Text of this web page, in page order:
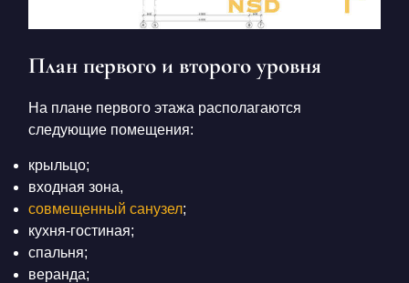
План первого и второго уровня
На плане первого этажа располагаются
следующие помещения:
крыльцо;
входная зона,
совмещенный санузел;
кухня-гостиная;
спальня;
веранда;